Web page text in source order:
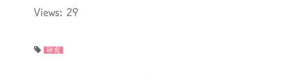
Views: 29
研究